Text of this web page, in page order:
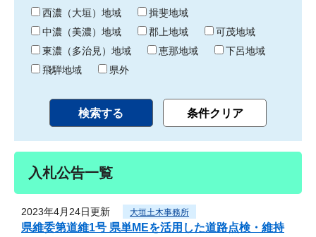
り 西濃（大垣）地域
揖斐地域
中濃（美濃）地域
郡上地域
可茂地域
東濃（多治見）地域
恵那地域
下呂地域
飛騨地域
県外
入札公告一覧
2023年4月24日更新 大垣土木事務所
県維委第道維1号 県単MEを活用した道路点検・維持